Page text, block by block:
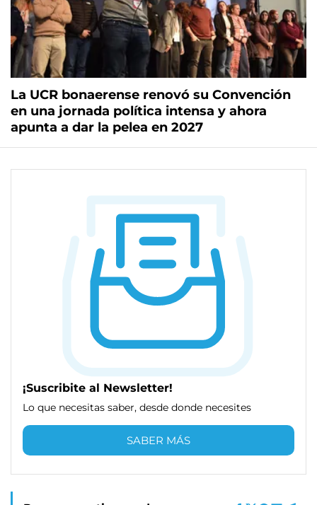
La UCR bonaerense renovó su Convención
en una jornada política intensa y ahora
apunta a dar la pelea en 2027
¡Suscribite al Newsletter!
Lo que necesitas saber, desde donde necesites
SABER MÁS